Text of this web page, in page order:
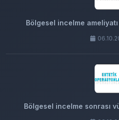
Bölgesel incelme ameliyatı
Bölgesel incelme sonrası